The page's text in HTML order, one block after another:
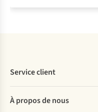
Service client
Commander
À propos de nous